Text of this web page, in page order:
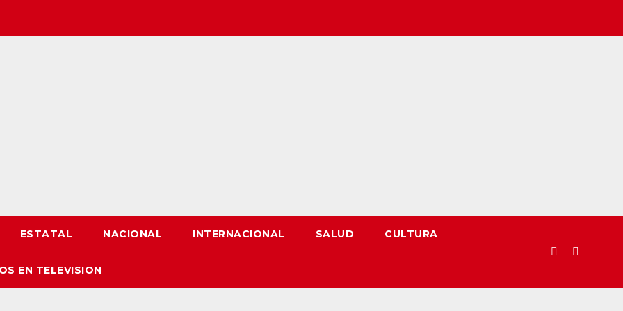
ESTATAL NACIONAL INTERNACIONAL SALUD CULTURA
EN TELEVISION